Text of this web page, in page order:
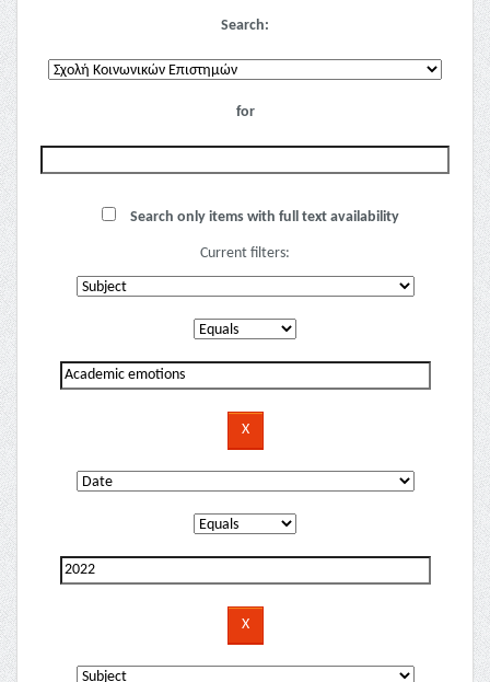
Search:
for
Search only items with full text availability
Current filters: